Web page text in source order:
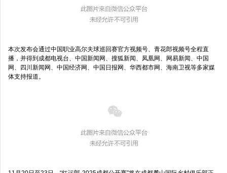
本次发布会通过中国职业高尔夫球巡回赛官方视频号、青花郎视频号全程直
播，并得到成都电视台、中国新闻网、搜狐新闻、凤凰网、网易新闻、中国
网、四川新闻网、中国经济网、中国日报网、华西都市网、海南卫视等多家媒
体支持报道。